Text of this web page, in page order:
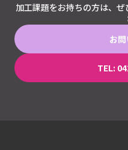
加工課題をお持ちの方は、
お
TEL: